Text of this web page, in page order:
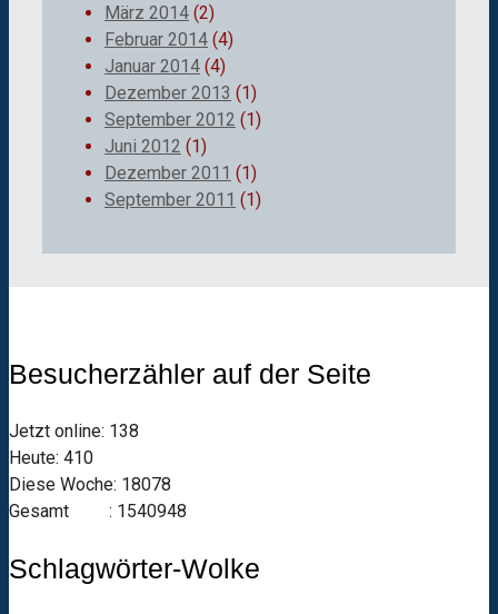
März 2014 (2)
Februar 2014 (4)
Januar 2014 (4)
Dezember 2013 (1)
September 2012 (1)
Juni 2012 (1)
Dezember 2011 (1)
September 2011 (1)
Besucherzähler auf der Seite
Jetzt online: 138
Heute: 410
Diese Woche: 18078
Gesamt : 1540948
Schlagwörter-Wolke